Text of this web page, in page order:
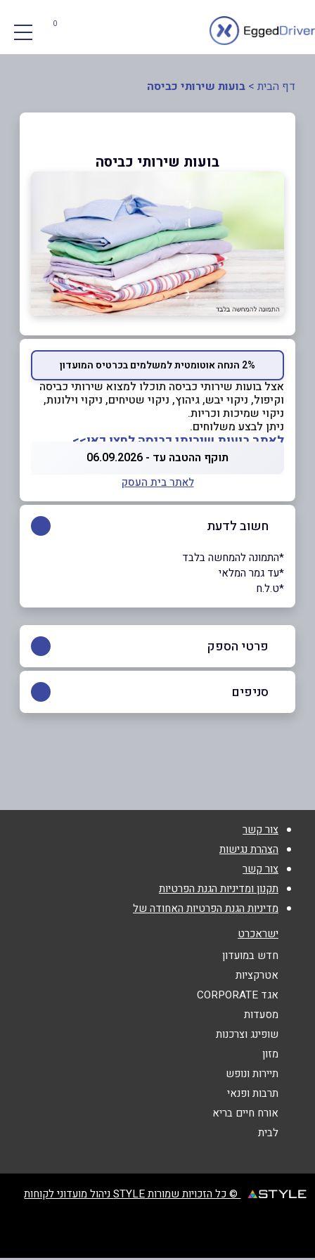
0
דף הבית > בועות שירותי כביסה
בועות שירותי כביסה
2% הנחה אוטומטית למשלמים בכרטיס המועדון
אצל בועות שירותי כביסה תוכלו למצוא שירותי כביסה
וקיפול, ניקוי יבש, גיהוץ, ניקוי שטיחים, ניקוי וילונות,
ניקוי שמיכות וכריות.
ניתן לבצע משלוחים.
לאתר בועות שירותי כביסה לחצו כאן>>
תוקף ההטבה עד - 06.09.2026
לאתר בית העסק
חשוב לדעת
*התמונה להמחשה בלבד
*עד גמר המלאי
*ט.ל.ח
פרטי הספק
באתר
טלפון*
אנא חזרו אלי בקשר ל...
הודעה
סניפים
צור קשר
הצהרת נגישות
צור קשר
תקנון ומדיניות הגנת הפרטיות
מדיניות הגנת הפרטיות האחודה של
ישראכרט
חדש במועדון
אטרקציות
אגד CORPORATE
מסעדות
שופינג וצרכנות
מזון
תיירות ונופש
תרבות ופנאי
אורח חיים בריא
לבית
© כל הזכויות שמורות STYLE ניהול מועדוני לקוחות